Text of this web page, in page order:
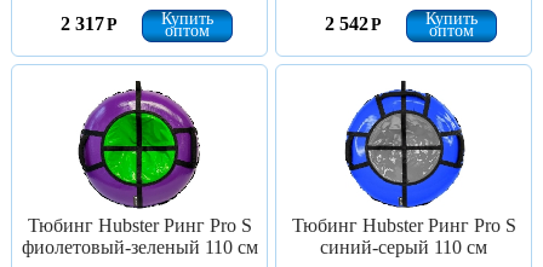
2 317Р Купить
оптом
2 542Р Купить
оптом
Тюбинг Hubster Ринг Pro S
фиолетовый-зеленый 110 см
Тюбинг Hubster Ринг Pro S
синий-серый 110 см